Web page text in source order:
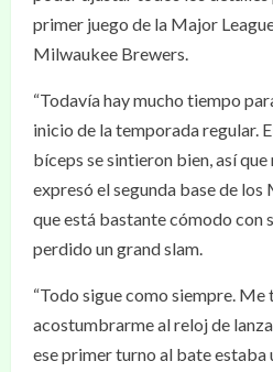
primer juego de la Major
Milwaukee Brewers.
“Todavía hay mucho tiempo
inicio de la temporada regular.
bíceps se sintieron bien, así
expresó el segunda base de los
que está bastante cómodo con
perdido un grand slam.
“Todo sigue como siempre.
acostumbrarme al reloj de
ese primer turno al bate estaba